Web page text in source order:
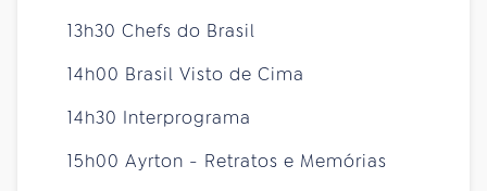
13h30 Chefs do Brasil
14h00 Brasil Visto de Cima
14h30 Interprograma
15h00 Ayrton - Retratos e Memórias